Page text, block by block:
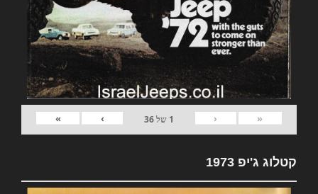
«
‹
1 של36
›
»
קטלוג ג'יפ 1973